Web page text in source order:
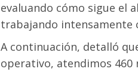
evaluando cómo sigue el
trabajando intensamente
A continuación, detalló
operativo, atendimos 460